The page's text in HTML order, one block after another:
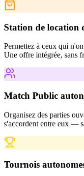
Station de location
Permettez à ceux qui
Une offre intégrée, sans
Match Public
Organisez des parties
s'accordent entre eux —
Tournois